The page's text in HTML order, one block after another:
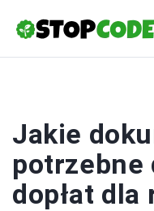
Jakie
potrzebne
dopłat dla